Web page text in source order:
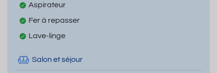
Aspirateur
Fer à repasser
Lave-linge
Salon et séjour